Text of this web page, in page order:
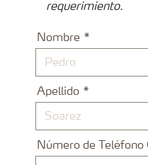
requerimiento.
Nombre
Apellido
Número de Teléfono